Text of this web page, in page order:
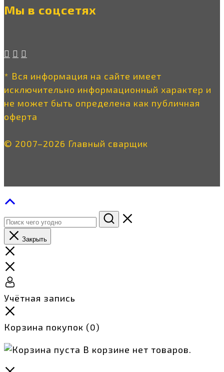
Мы в соцсетях
* Вся информация на сайте имеет
исключительно информационный характер и
не может быть определена как публичная
оферта
© 2007–2026 Главный сварщик
Закрыть
Учётная запись
Корзина покупок (0)
В корзине нет товаров.